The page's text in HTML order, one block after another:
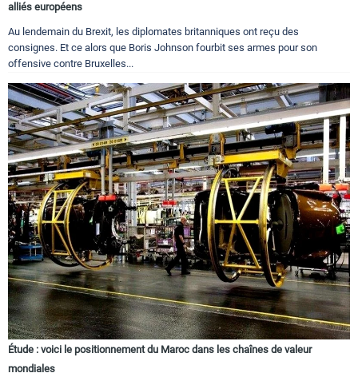
alliés européens
Au lendemain du Brexit, les diplomates britanniques ont reçu des
consignes. Et ce alors que Boris Johnson fourbit ses armes pour son
offensive contre Bruxelles...
Étude : voici le positionnement du Maroc dans les chaînes de valeur
mondiales